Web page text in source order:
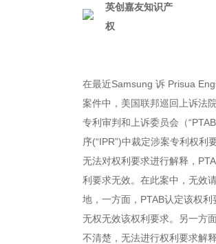
英创嘉友知识产
权
在最近Samsung 诉 Prisua
案件中，美国联邦巡回上诉法
专利审判和上诉委员会（
序(“IPR”)中裁定涉案专利权利
无法对权利要求进行解释，
利要求无效。在此案中，无效
地，一方面，PTAB认定该权利
无权无效该权利要求。另一方
不清楚，无法进行权利要求解